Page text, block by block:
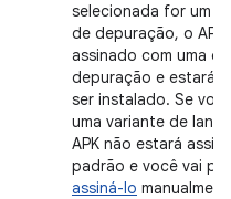
selecionada for um
de depuração, o APK
assinado com uma
depuração e estará
ser instalado. Se
uma variante de
APK não estará
padrão e você vai
assiná-lo